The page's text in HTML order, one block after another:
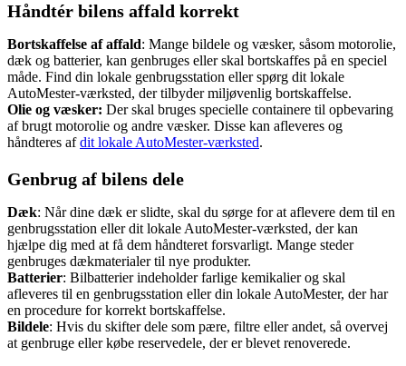
Håndtér bilens affald korrekt
Bortskaffelse af affald: Mange bildele og væsker, såsom motorolie,
dæk og batterier, kan genbruges eller skal bortskaffes på en speciel
måde. Find din lokale genbrugsstation eller spørg dit lokale
AutoMester-værksted, der tilbyder miljøvenlig bortskaffelse.
Olie og væsker: Der skal bruges specielle containere til opbevaring
af brugt motorolie og andre væsker. Disse kan afleveres og
håndteres afdit lokale AutoMester-værksted.
Genbrug af bilens dele
Dæk: Når dine dæk er slidte, skal du sørge for at aflevere dem til en
genbrugsstation eller dit lokale AutoMester-værksted, der kan
hjælpe dig med at få dem håndteret forsvarligt. Mange steder
genbruges dækmaterialer til nye produkter.
Batterier: Bilbatterier indeholder farlige kemikalier og skal
afleveres til en genbrugsstation eller din lokale AutoMester, der har
en procedure for korrekt bortskaffelse.
Bildele: Hvis du skifter dele som pære, filtre eller andet, så overvej
at genbruge eller købe reservedele, der er blevet renoverede.